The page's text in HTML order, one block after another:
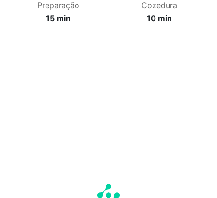
Preparação
15 min
Cozedura
10 min